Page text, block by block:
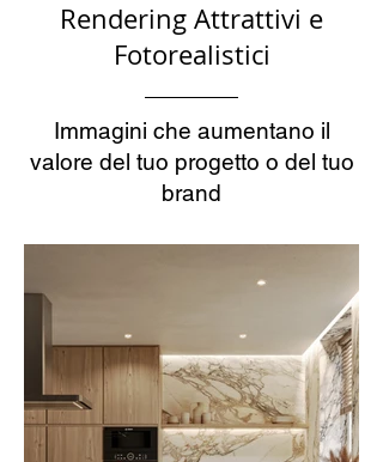
Rendering Attrattivi e
Fotorealistici
Immagini che aumentano il
valore del tuo progetto o del tuo
brand